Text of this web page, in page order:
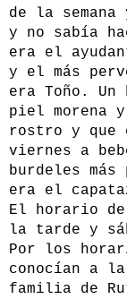
de la
y no sabía
era el
y el más
era Toño. Un
piel morena
rostro y que
viernes a
burdeles
era el
El horario
la tarde y
Por los
conocían a
familia de